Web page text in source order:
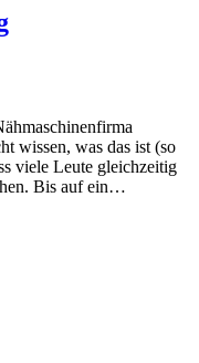
wissen, was das ist (so
viele Leute gleichzeitig
Bis auf ein…